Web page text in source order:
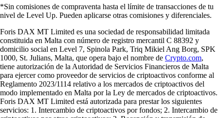
*Sin comisiones de compraventa hasta el límite de transacciones de tu
nivel de Level Up. Pueden aplicarse otras comisiones y diferenciales.
Foris DAX MT Limited es una sociedad de responsabilidad limitada
constituida en Malta con número de registro mercantil C 88392 y
domicilio social en Level 7, Spinola Park, Triq Mikiel Ang Borg, SPK
1000, St. Julians, Malta, que opera bajo el nombre de Crypto.com,
tiene autorización de la Autoridad de Servicios Financieros de Malta
para ejercer como proveedor de servicios de criptoactivos conforme al
Reglamento 2023/1114 relativo a los mercados de criptoactivos del
modo implementado en Malta por la Ley de mercados de criptoactivos.
Foris DAX MT Limited está autorizada para prestar los siguientes
servicios: 1. Intercambio de criptoactivos por fondos; 2. Intercambio de